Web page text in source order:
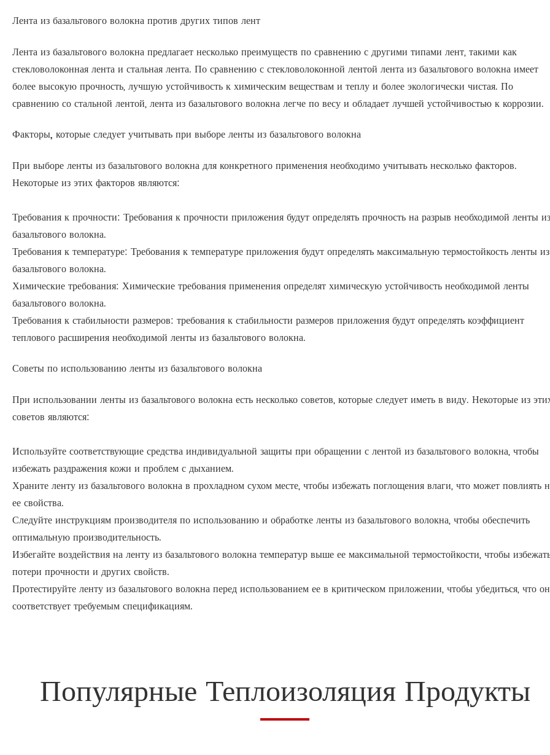
Лента из базальтового волокна против других типов лент
Лента из базальтового волокна предлагает несколько преимуществ по сравнению с другими типами лент, такими как
стекловолоконная лента и стальная лента. По сравнению с стекловолоконной лентой лента из базальтового волокна имеет
более высокую прочность, лучшую устойчивость к химическим веществам и теплу и более экологически чистая. По
сравнению со стальной лентой, лента из базальтового волокна легче по весу и обладает лучшей устойчивостью к коррозии.
Факторы, которые следует учитывать при выборе ленты из базальтового волокна
При выборе ленты из базальтового волокна для конкретного применения необходимо учитывать несколько факторов.
Некоторые из этих факторов являются:
Требования к прочности: Требования к прочности приложения будут определять прочность на разрыв необходимой ленты из
базальтового волокна.
Требования к температуре: Требования к температуре приложения будут определять максимальную термостойкость ленты из
базальтового волокна.
Химические требования: Химические требования применения определят химическую устойчивость необходимой ленты
базальтового волокна.
Требования к стабильности размеров: требования к стабильности размеров приложения будут определять коэффициент
теплового расширения необходимой ленты из базальтового волокна.
Советы по использованию ленты из базальтового волокна
При использовании ленты из базальтового волокна есть несколько советов, которые следует иметь в виду. Некоторые из
советов являются:
Используйте соответствующие средства индивидуальной защиты при обращении с лентой из базальтового волокна, чтобы
избежать раздражения кожи и проблем с дыханием.
Храните ленту из базальтового волокна в прохладном сухом месте, чтобы избежать поглощения влаги, что может повлиять
ее свойства.
Следуйте инструкциям производителя по использованию и обработке ленты из базальтового волокна, чтобы обеспечить
оптимальную производительность.
Избегайте воздействия на ленту из базальтового волокна температур выше ее максимальной термостойкости, чтобы
потери прочности и других свойств.
Протестируйте ленту из базальтового волокна перед использованием ее в критическом приложении, чтобы убедиться, что
соответствует требуемым спецификациям.
Популярные Теплоизоляция Продукты